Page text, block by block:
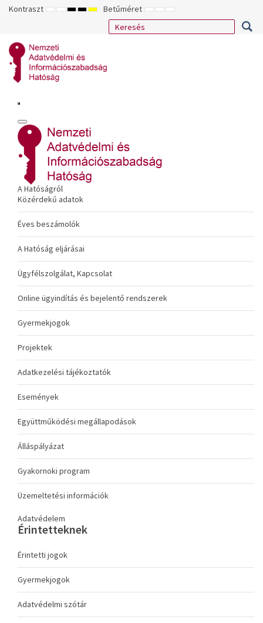
Kontraszt ALAPÉRTELMEZETT
ÉJSZAKAI
NAGY
KONTRASZTÚ
NAGY
KONTRASZTÚ
NAGY
KONTRASZTÚ
SÁRGA
FEKETE
Betűméret KISEBB
BETŰTÍPUS
ALAPÉRTELMEZETT
BETŰMÉRET
NAGYOBB
BETŰMÉRET
A Hatóságról
Közérdekű adatok
Éves beszámolók
A Hatóság eljárásai
Ügyfélszolgálat, Kapcsolat
Online ügyindítás és bejelentő rendszerek
Gyermekjogok
Projektek
Adatkezelési tájékoztatók
Események
Együttműködési megállapodások
Álláspályázat
Gyakornoki program
Üzemeltetési információk
Adatvédelem
Érintetteknek
Érintetti jogok
Gyermekjogok
Adatvédelmi szótár